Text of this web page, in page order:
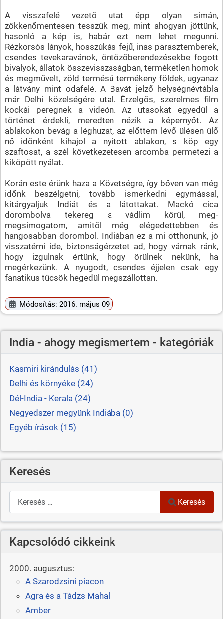
A visszafelé vezető utat épp olyan simán,
zökkenőmentesen tesszük meg, mint ahogyan jöttünk,
hasonló a kép is, habár ezt nem lehet megunni.
Rézkorsós lányok, hosszúkás fejű, inas parasztemberek,
csendes tevekaravánok, öntözőberendezésekbe fogott
bivalyok, állatok összevisszaságban, terméketlen homok
és megművelt, zöld termésű termékeny földek, ugyanaz
a látvány mint odafelé. A Bavát jelző helységnévtábla
már Delhi közelségére utal. Érzelgős, szerelmes film
kockái peregnek a videón. Az utasokat egyedül a
történet érdekli, meredten nézik a képernyőt. Az
ablakokon bevág a léghuzat, az előttem lévő ülésen ülő
nő időnként kihajol a nyitott ablakon, s köp egy
szaftosat, a szél következetesen arcomba permetezi a
kiköpött nyálat.
Korán este érünk haza a Követségre, így bőven van még
időnk beszélgetni, tovább ismerkedni egymással,
kitárgyaljuk Indiát és a látottakat. Mackó cica
dorombolva tekereg a vádlim körül, meg-
megsimogatom, amitől még elégedettebben és
hangosabban dorombol. Indiában ez a mi otthonunk, jó
visszatérni ide, biztonságérzetet ad, hogy várnak ránk,
hogy izgulnak értünk, hogy örülnek nekünk, ha
megérkezünk. A nyugodt, csendes éjjelen csak egy
fanatikus tücsök hegedül megszállottan.
Módosítás: 2016. május 09
India - ahogy megismertem - kategóriák
Kasmiri kirándulás (41)
Delhi és környéke (24)
Dél-India - Kerala (24)
Negyedszer megyünk Indiába (0)
Egyéb írások (15)
Keresés
Keresés
Keresés
Kapcsolódó cikkeink
2000. augusztus:
A Szarodzsini piacon
Agra és a Tádzs Mahal
Amber